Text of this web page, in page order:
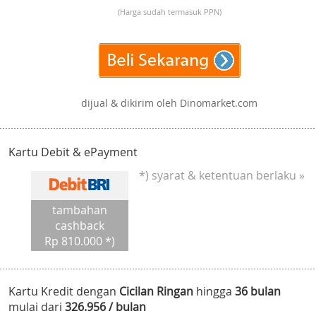
(Harga sudah termasuk PPN)
dijual & dikirim oleh Dinomarket.com
Kartu Debit & ePayment
tambahan
cashback
Rp 810.000 *)
*) syarat & ketentuan berlaku »
Kartu Kredit dengan Cicilan Ringan hingga 36 bulan
mulai dari 326.956 / bulan